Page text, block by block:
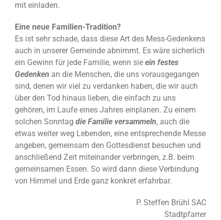
mit einladen.
Eine neue Familien-Tradition?
Es ist sehr schade, dass diese Art des Mess-Gedenkens
auch in unserer Gemeinde abnimmt. Es wäre sicherlich
ein Gewinn für jede Familie, wenn sie ein festes
Gedenken an die Menschen, die uns vorausgegangen
sind, denen wir viel zu verdanken haben, die wir auch
über den Tod hinaus lieben, die einfach zu uns
gehören, im Laufe eines Jahres einplanen. Zu einem
solchen Sonntag die Familie versammeln, auch die
etwas weiter weg Lebenden, eine entsprechende Messe
angeben, gemeinsam den Gottesdienst besuchen und
anschließend Zeit miteinander verbringen, z.B. beim
gemeinsamen Essen. So wird dann diese Verbindung
von Himmel und Erde ganz konkret erfahrbar.
P. Steffen Brühl SAC
Stadtpfarrer